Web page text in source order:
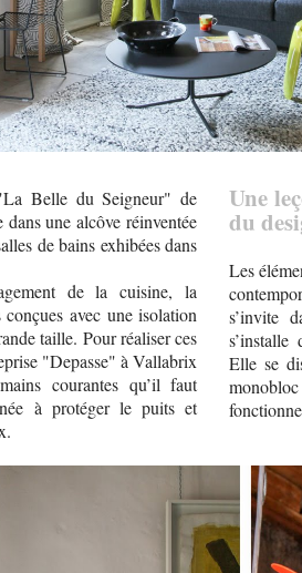
Belle du Seigneur" de
une alcôve réinventée
de bains exhibées dans
de la cuisine, la
avec une isolation
taille. Pour réaliser ces
"Depasse" à Vallabrix
courantes qu’il faut
à protéger le puits et
Une
du
Les
s’invite
s’installe
Elle se